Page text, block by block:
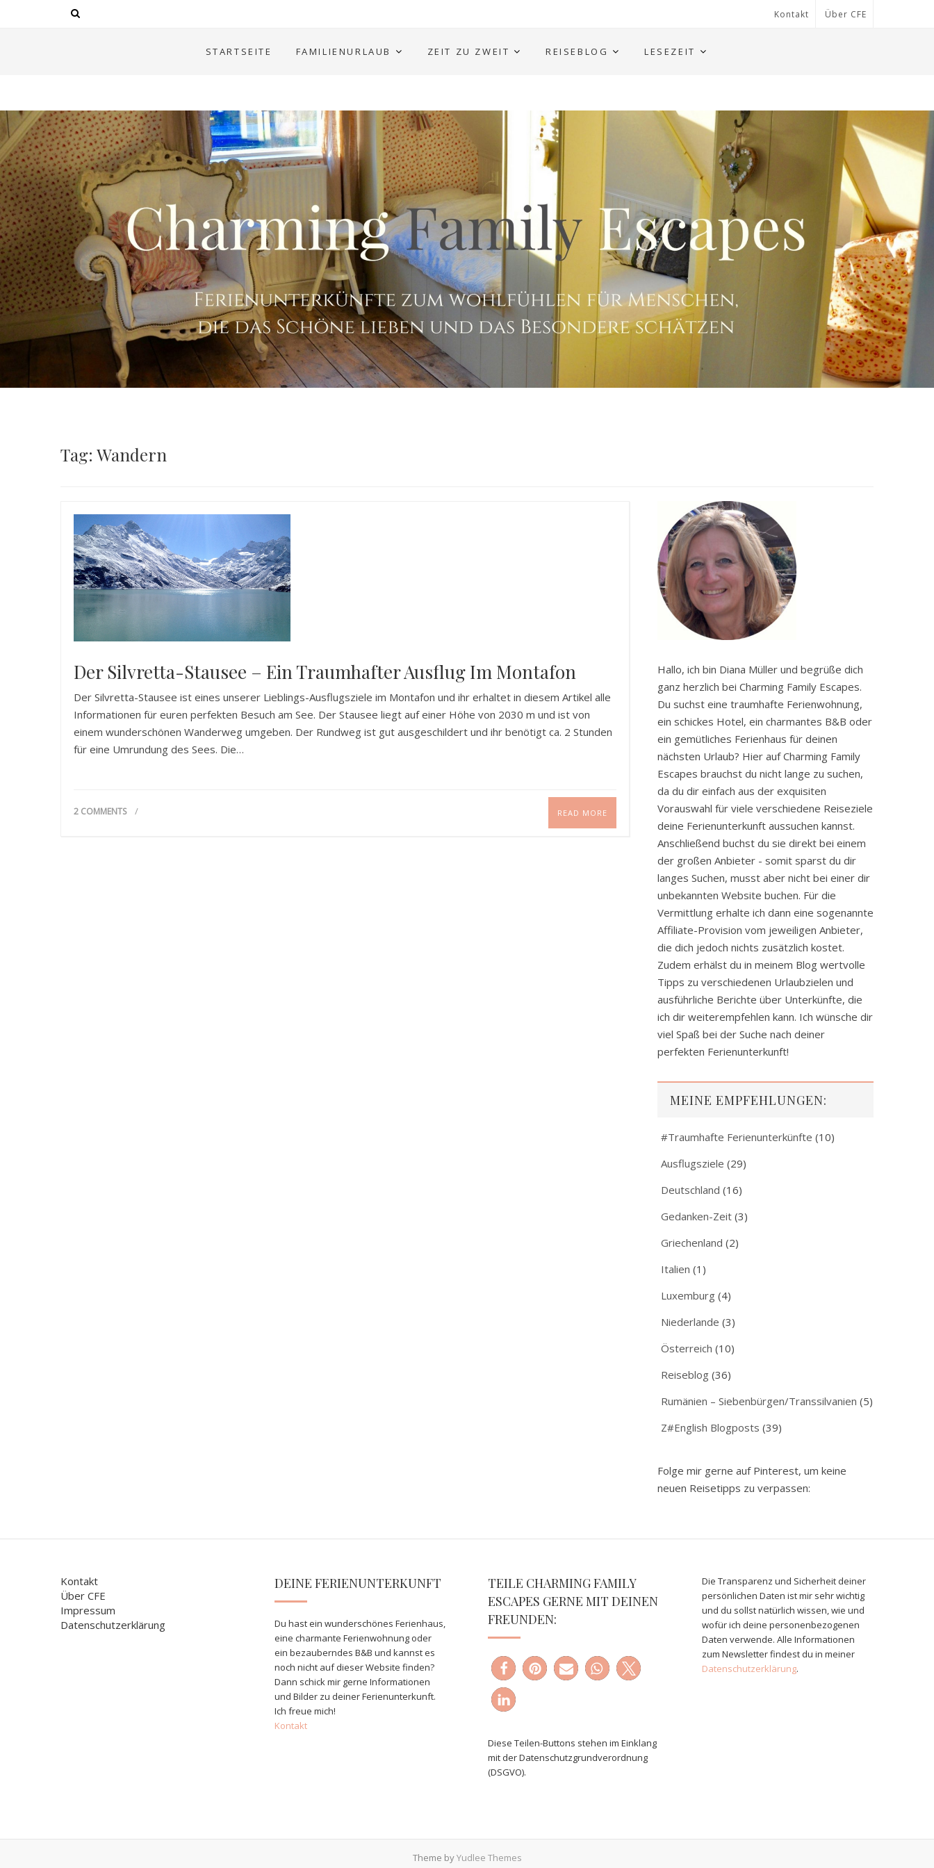
Kontakt Über CFE
STARTSEITE FAMILIENURLAUB ZEIT ZU ZWEIT REISEBLOG LESEZEIT
Tag: Wandern
Der Silvretta-Stausee – Ein Traumhafter Ausflug Im Montafon
Der Silvretta-Stausee ist eines unserer Lieblings-Ausflugsziele im Montafon und ihr erhaltet in diesem Artikel alle
Informationen für euren perfekten Besuch am See. Der Stausee liegt auf einer Höhe von 2030 m und ist von
einem wunderschönen Wanderweg umgeben. Der Rundweg ist gut ausgeschildert und ihr benötigt ca. 2 Stunden
für eine Umrundung des Sees. Die…
2 COMMENTS READ MORE
Hallo, ich bin Diana Müller und begrüße dich
ganz herzlich bei Charming Family Escapes.
Du suchst eine traumhafte Ferienwohnung,
ein schickes Hotel, ein charmantes B&B oder
ein gemütliches Ferienhaus für deinen
nächsten Urlaub? Hier auf Charming Family
Escapes brauchst du nicht lange zu suchen,
da du dir einfach aus der exquisiten
Vorauswahl für viele verschiedene Reiseziele
deine Ferienunterkunft aussuchen kannst.
Anschließend buchst du sie direkt bei einem
der großen Anbieter - somit sparst du dir
langes Suchen, musst aber nicht bei einer dir
unbekannten Website buchen. Für die
Vermittlung erhalte ich dann eine sogenannte
Affiliate-Provision vom jeweiligen Anbieter,
die dich jedoch nichts zusätzlich kostet.
Zudem erhälst du in meinem Blog wertvolle
Tipps zu verschiedenen Urlaubzielen und
ausführliche Berichte über Unterkünfte, die
ich dir weiterempfehlen kann. Ich wünsche dir
viel Spaß bei der Suche nach deiner
perfekten Ferienunterkunft!
MEINE EMPFEHLUNGEN:
#Traumhafte Ferienunterkünfte (10)
Ausflugsziele (29)
Deutschland (16)
Gedanken-Zeit (3)
Griechenland (2)
Italien (1)
Luxemburg (4)
Niederlande (3)
Österreich (10)
Reiseblog (36)
Rumänien – Siebenbürgen/Transsilvanien (5)
Z#English Blogposts (39)
Folge mir gerne auf Pinterest, um keine
neuen Reisetipps zu verpassen:
Kontakt
Über CFE
Impressum
Datenschutzerklärung
DEINE FERIENUNTERKUNFT
Du hast ein wunderschönes Ferienhaus,
eine charmante Ferienwohnung oder
ein bezauberndes B&B und kannst es
noch nicht auf dieser Website finden?
Dann schick mir gerne Informationen
und Bilder zu deiner Ferienunterkunft.
Ich freue mich!
Kontakt
TEILE CHARMING FAMILY
ESCAPES GERNE MIT DEINEN
FREUNDEN:
Diese Teilen-Buttons stehen im Einklang
mit der Datenschutzgrundverordnung
(DSGVO).
Die Transparenz und Sicherheit deiner
persönlichen Daten ist mir sehr wichtig
und du sollst natürlich wissen, wie und
wofür ich deine personenbezogenen
Daten verwende. Alle Informationen
zum Newsletter findest du in meiner
Datenschutzerklärung.
Theme byYudlee Themes